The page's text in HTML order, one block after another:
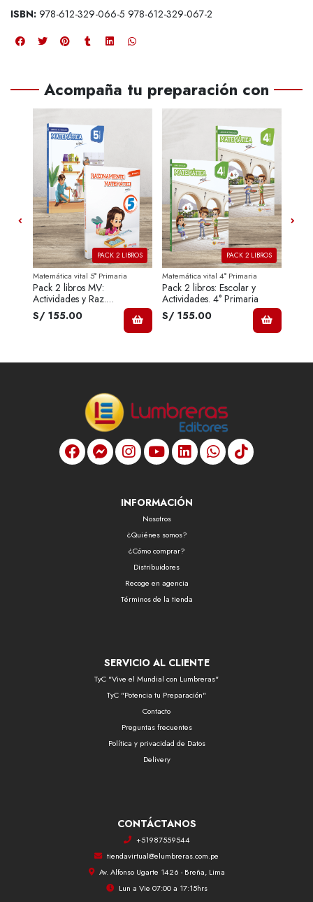
ISBN: 978-612-329-066-5 978-612-329-067-2
Acompaña tu preparación con
PACK 2 LIBROS
Matemática vital 5° Primaria
Pack 2 libros MV:
Actividades y Raz.
Matemático. 5º Primaria
S/ 155.00
PACK 2 LIBROS
Matemática vital 4° Primaria
Pack 2 libros: Escolar y
Actividades. 4° Primaria
S/ 155.00
INFORMACIÓN
Nosotros
¿Quiénes somos?
¿Cómo comprar?
Distribuidores
Recoge en agencia
Términos de la tienda
SERVICIO AL CLIENTE
TyC "Vive el Mundial con Lumbreras"
TyC "Potencia tu Preparación"
Contacto
Preguntas frecuentes
Política y privacidad de Datos
Delivery
CONTÁCTANOS
+51987559544
tiendavirtual@elumbreras.com.pe
Av. Alfonso Ugarte 1426 - Breña, Lima
Lun a Vie 07:00 a 17:15hrs